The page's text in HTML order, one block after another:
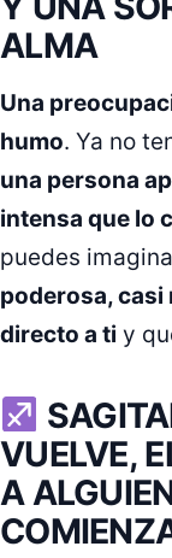
ALMA
Una
humo. Ya no
una persona
intensa que lo
puedes
poderosa, casi
directo a ti y
VUELVE,
A